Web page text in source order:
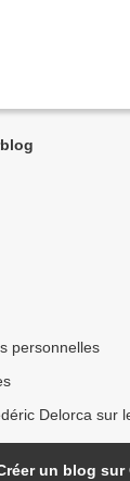
personnelles
Delorca sur
un blog sur